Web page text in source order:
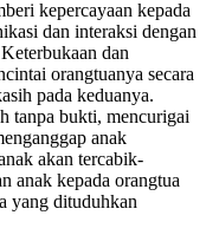
kepercayaan kepada
dan interaksi dengan
dan
orangtuanya secara
pada keduanya.
tanpa bukti, mencurigai
anak
akan tercabik-
anak kepada orangtua
yang dituduhkan